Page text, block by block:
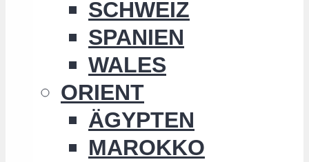
SCHWEIZ
SPANIEN
WALES
ORIENT
ÄGYPTEN
MAROKKO